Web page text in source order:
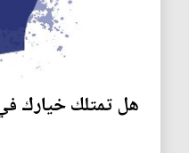
هل تمتلك خيارك